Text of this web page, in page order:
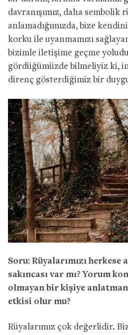
davranışımız, daha sembolik
anlamadığımızda, bize
korku ile uyanmamızı
bizimle iletişime geçme
gördüğümüzde bilmeliyiz ki,
direnç gösterdiğimiz bir
Soru: Rüyalarımızı herkese
sakıncası var mı? Yorum
olmayan bir kişiye
etkisi olur mu?
Rüyalarımız çok değerlidir.